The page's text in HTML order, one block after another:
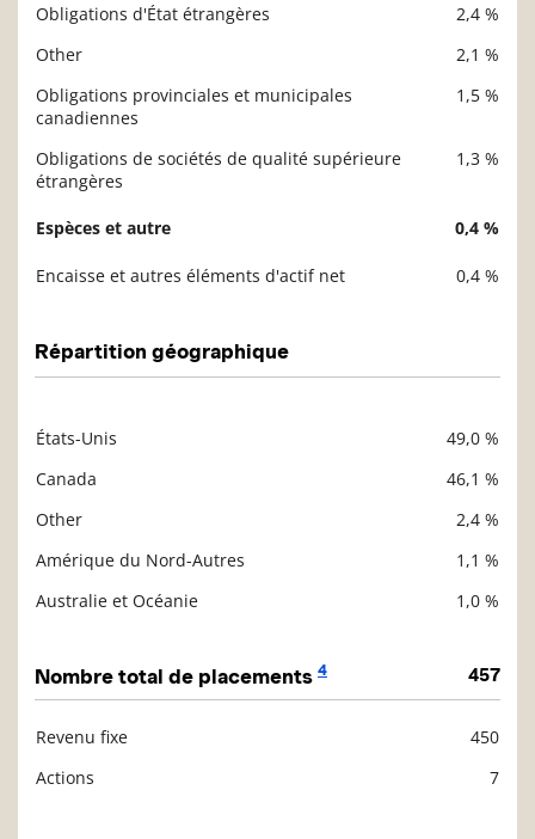
Obligations d'État étrangères
2,4 %
Other
2,1 %
Obligations provinciales et municipales
canadiennes
1,5 %
Obligations de sociétés de qualité supérieure
étrangères
1,3 %
Espèces et autre 0,4 %
Encaisse et autres éléments d'actif net 0,4 %
Répartition géographique
États-Unis
49,0 %
Canada
46,1 %
Other
2,4 %
Amérique du Nord-Autres
1,1 %
Australie et Océanie
1,0 %
Nombre total de placements 4 457
Revenu fixe
450
Actions
7